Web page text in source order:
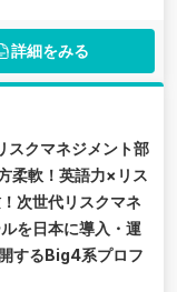
詳細をみる
クマネジメント部
柔軟！英語力×リス
次世代リスクマネ
を日本に導入・運
するBig4系プロフ